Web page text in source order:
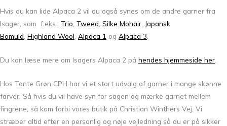
Hvis du kan lide Alpaca 2 vil du også synes om de andre garner fra
Isager, som f.eks.: Trio Tweed Silke Mohair Japansk
Bomuld Highland Wool Alpaca 1 og Alpaca 3
Du kan læse mere om Isagers Alpaca 2 på hendes hjemmeside her
Hos Tante Grøn CPH har vi et stort udvalg af garner i mange skønne
farver. Så hvis du vil have syn for sagen og mærke garnet mellem
fingrene, så kom forbi vores butik på Christian Winthers Vej. Vi
stræber altid efter en personlig og nøje vejledning så du er på sikker